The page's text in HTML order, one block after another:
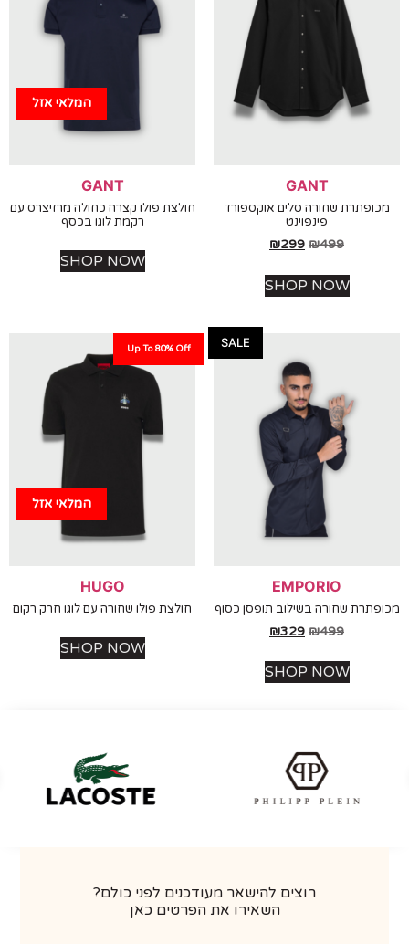
GANT
שחורה סלים אוקספורד
פינפוינט
₪
₪299
SHOP NOW
המלאי אזל
GANT
חולצת פולו קצרה כחולה מרזיצרס עם
רקמת לוגו בכסף
SHOP NOW
EMPORIO
שחורה בשילוב תופסן כסוף
₪
₪329
SHOP NOW
Up To 80% Off
המלאי אזל
HUGO
חולצת פולו שחורה עם לוגו חרק רקום
SHOP NOW
רוצים להישאר מעודכנים לפני כולם?
השאירו את הפרטים כאן